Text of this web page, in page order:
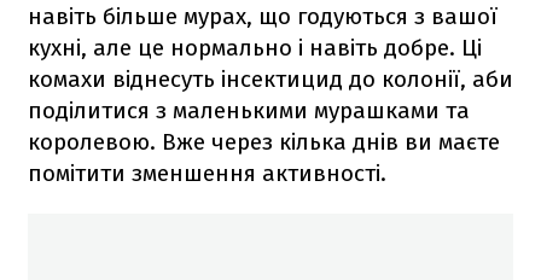
навіть більше мурах, що годуються з вашої
кухні, але це нормально і навіть добре. Ці
комахи віднесуть інсектицид до колонії, аби
поділитися з маленькими мурашками та
королевою. Вже через кілька днів ви маєте
помітити зменшення активності.